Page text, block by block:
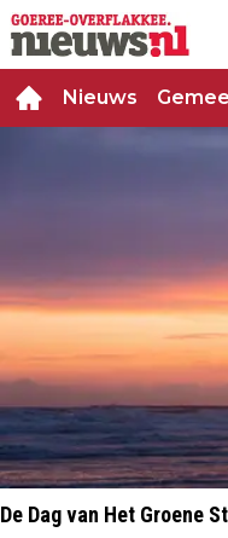
Nieuws
De Dag van Het Groene